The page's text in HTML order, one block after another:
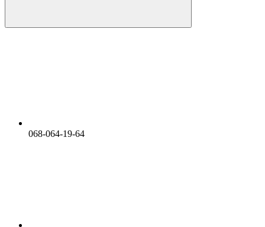
068-064-19-64